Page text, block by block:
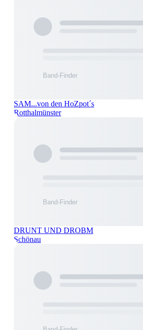
SAM...von den HoZpot´s
Rotthalmünster
DRUNT UND DROBM
Schönau